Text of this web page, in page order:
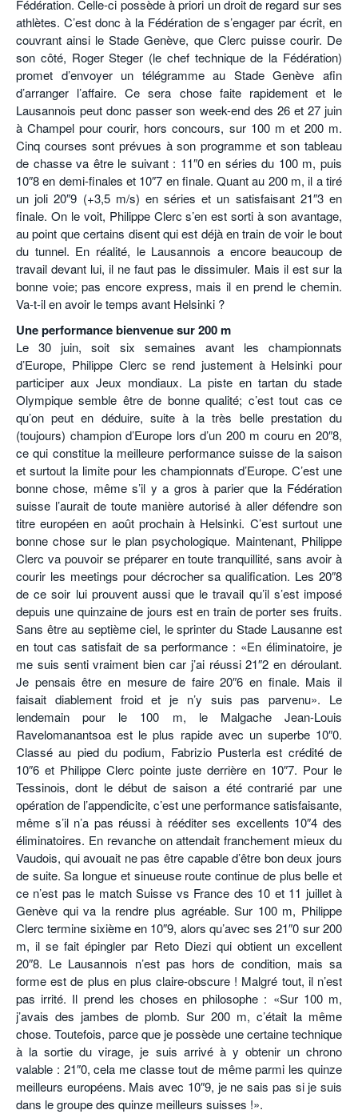
Fédération. Celle-ci possède à priori un droit de regard sur ses
athlètes. C’est donc à la Fédération de s’engager par écrit, en
couvrant ainsi le Stade Genève, que Clerc puisse courir. De
son côté, Roger Steger (le chef technique de la Fédération)
promet d’envoyer un télégramme au Stade Genève afin
d’arranger l’affaire. Ce sera chose faite rapidement et le
Lausannois peut donc passer son week-end des 26 et 27 juin
à Champel pour courir, hors concours, sur 100 m et 200 m.
Cinq courses sont prévues à son programme et son tableau
de chasse va être le suivant : 11″0 en séries du 100 m, puis
10″8 en demi-finales et 10″7 en finale. Quant au 200 m, il a tiré
un joli 20″9 (+3,5 m/s) en séries et un satisfaisant 21″3 en
finale. On le voit, Philippe Clerc s’en est sorti à son avantage,
au point que certains disent qui est déjà en train de voir le bout
du tunnel. En réalité, le Lausannois a encore beaucoup de
travail devant lui, il ne faut pas le dissimuler. Mais il est sur la
bonne voie; pas encore express, mais il en prend le chemin.
Va-t-il en avoir le temps avant Helsinki ?
Une performance bienvenue sur 200 m
Le 30 juin, soit six semaines avant les championnats
d’Europe, Philippe Clerc se rend justement à Helsinki pour
participer aux Jeux mondiaux. La piste en tartan du stade
Olympique semble être de bonne qualité; c’est tout cas ce
qu’on peut en déduire, suite à la très belle prestation du
(toujours) champion d’Europe lors d’un 200 m couru en 20″8,
ce qui constitue la meilleure performance suisse de la saison
et surtout la limite pour les championnats d’Europe. C’est une
bonne chose, même s’il y a gros à parier que la Fédération
suisse l’aurait de toute manière autorisé à aller défendre son
titre européen en août prochain à Helsinki. C’est surtout une
bonne chose sur le plan psychologique. Maintenant, Philippe
Clerc va pouvoir se préparer en toute tranquillité, sans avoir à
courir les meetings pour décrocher sa qualification. Les 20″8
de ce soir lui prouvent aussi que le travail qu’il s’est imposé
depuis une quinzaine de jours est en train de porter ses fruits.
Sans être au septième ciel, le sprinter du Stade Lausanne est
en tout cas satisfait de sa performance : «En éliminatoire, je
me suis senti vraiment bien car j’ai réussi 21″2 en déroulant.
Je pensais être en mesure de faire 20″6 en finale. Mais il
faisait diablement froid et je n’y suis pas parvenu». Le
lendemain pour le 100 m, le Malgache Jean-Louis
Ravelomanantsoa est le plus rapide avec un superbe 10″0.
Classé au pied du podium, Fabrizio Pusterla est crédité de
10″6 et Philippe Clerc pointe juste derrière en 10″7. Pour le
Tessinois, dont le début de saison a été contrarié par une
opération de l’appendicite, c’est une performance satisfaisante,
même s’il n’a pas réussi à rééditer ses excellents 10″4 des
éliminatoires. En revanche on attendait franchement mieux du
Vaudois, qui avouait ne pas être capable d’être bon deux jours
de suite. Sa longue et sinueuse route continue de plus belle et
ce n’est pas le match Suisse vs France des 10 et 11 juillet à
Genève qui va la rendre plus agréable. Sur 100 m, Philippe
Clerc termine sixième en 10″9, alors qu’avec ses 21″0 sur 200
m, il se fait épingler par Reto Diezi qui obtient un excellent
20″8. Le Lausannois n’est pas hors de condition, mais sa
forme est de plus en plus claire-obscure ! Malgré tout, il n’est
pas irrité. Il prend les choses en philosophe : «Sur 100 m,
j’avais des jambes de plomb. Sur 200 m, c’était la même
chose. Toutefois, parce que je possède une certaine technique
à la sortie du virage, je suis arrivé à y obtenir un chrono
valable : 21″0, cela me classe tout de même parmi les quinze
meilleurs européens. Mais avec 10″9, je ne sais pas si je suis
dans le groupe des quinze meilleurs suisses !».